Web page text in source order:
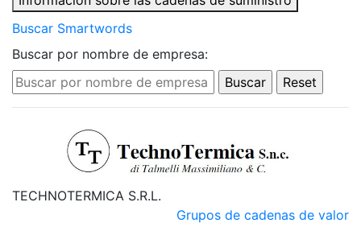
Buscar Smartwords
Buscar por nombre de empresa:
TECHNOTERMICA S.R.L.
Grupos de cadenas de valor